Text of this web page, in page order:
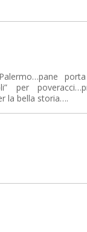
per
la bella storia….